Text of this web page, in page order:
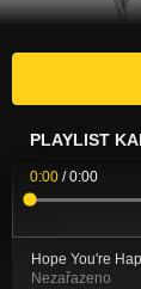
PLAYLIST
0:00 /0:00
Hope You're
Nezařazeno